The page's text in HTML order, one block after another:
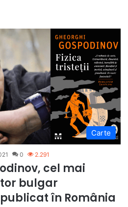
Carte
0 2.291
cel mai
bulgar
în România